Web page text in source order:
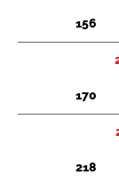
156
170
218